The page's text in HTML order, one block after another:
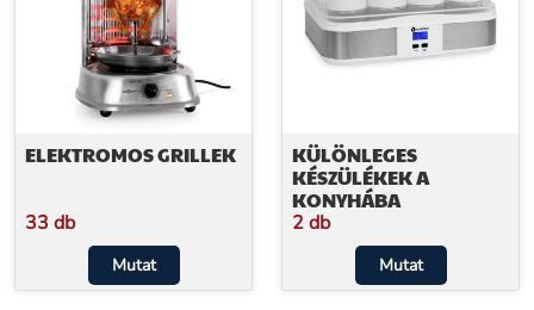
ELEKTROMOS GRILLEK
33 db
Mutat
KÜLÖNLEGES
KÉSZÜLÉKEK A
KONYHÁBA
2 db
Mutat